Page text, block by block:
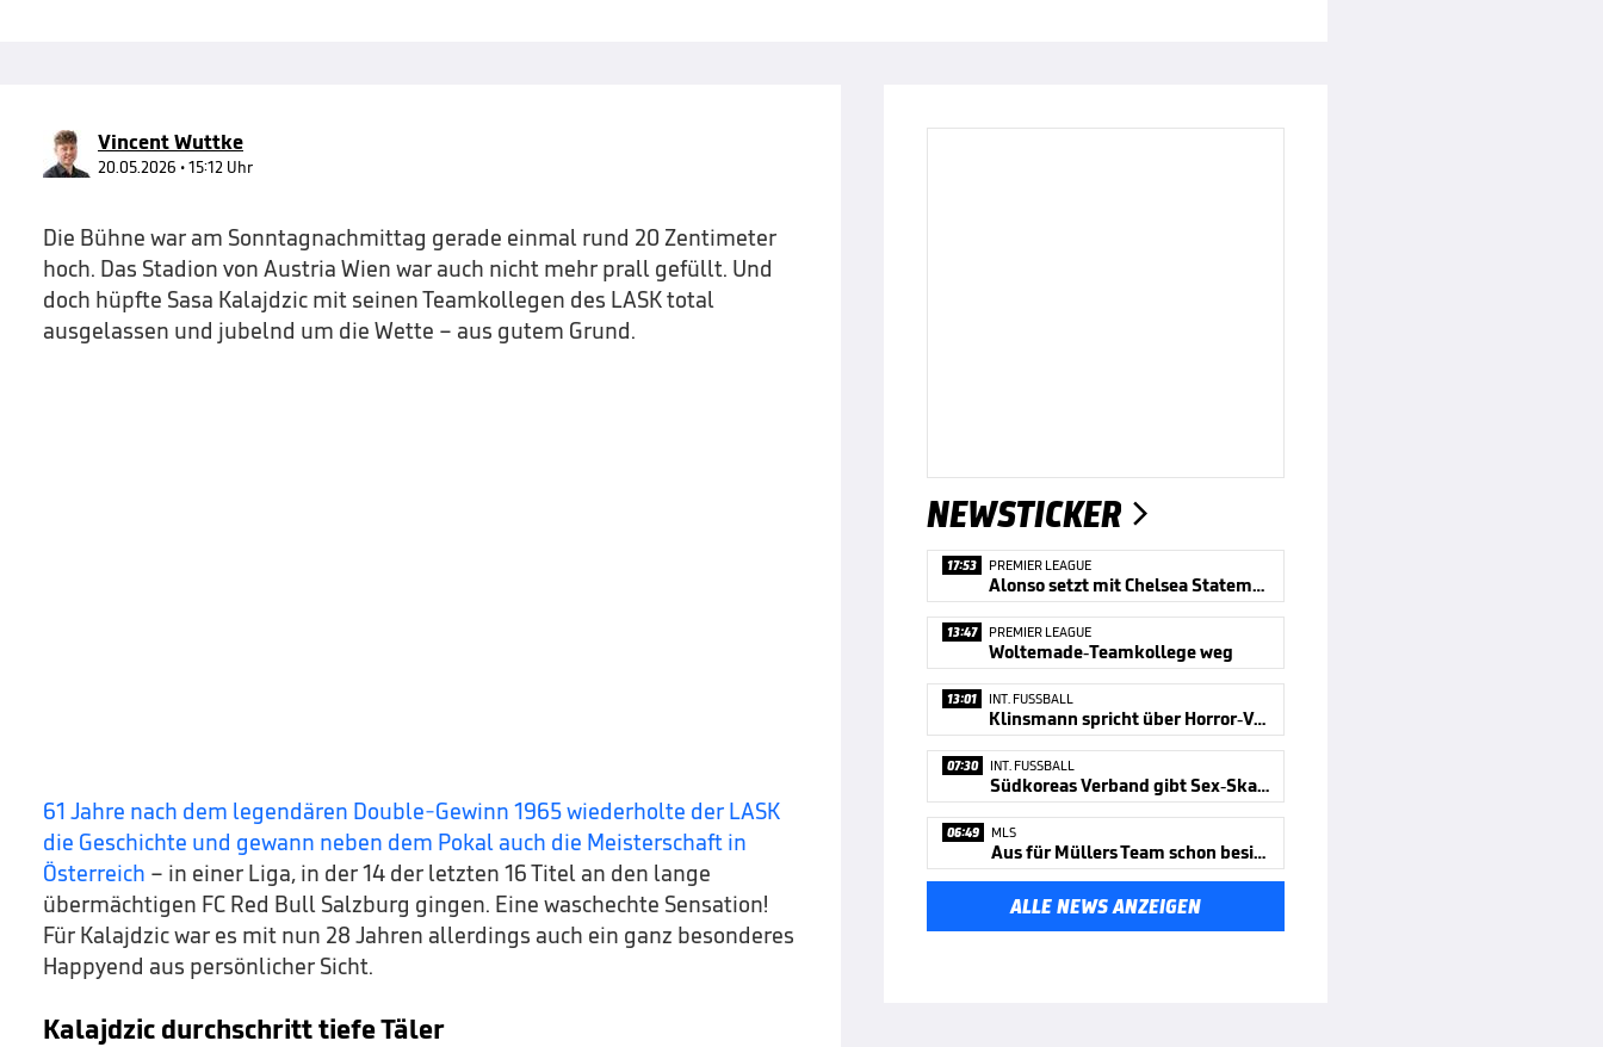
Vincent Wuttke
20.05.2026 • 15:12 Uhr
Die Bühne war am Sonntagnachmittag gerade einmal rund 20 Zentimeter
hoch. Das Stadion von Austria Wien war auch nicht mehr prall gefüllt. Und
doch hüpfte Sasa Kalajdzic mit seinen Teamkollegen des LASK total
ausgelassen und jubelnd um die Wette – aus gutem Grund.
61 Jahre nach dem legendären Double-Gewinn 1965 wiederholte der LASK
die Geschichte und gewann neben dem Pokal auch die Meisterschaft in
Österreich – in einer Liga, in der 14 der letzten 16 Titel an den lange
übermächtigen FC Red Bull Salzburg gingen. Eine waschechte Sensation!
Für Kalajdzic war es mit nun 28 Jahren allerdings auch ein ganz besonderes
Happyend aus persönlicher Sicht.
Kalajdzic durchschritt tiefe Täler
NEWSTICKER 
17:53 PREMIER LEAGUE
Alonso setzt mit Chelsea Statement
13:47 PREMIER LEAGUE
Woltemade-Teamkollege weg
13:01 INT. FUSSBALL
Klinsmann spricht über Horror-Verletzung
07:30 INT. FUSSBALL
Südkoreas Verband gibt Sex-Skandal zu
06:49 MLS
Aus für Müllers Team schon besiegelt
ALLE NEWS ANZEIGEN